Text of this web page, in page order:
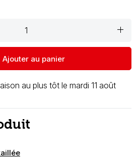
add
Ajouter au panier
au plus tôt le mardi 11 août